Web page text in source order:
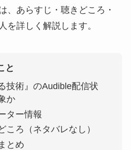
、あらすじ・聴きどころ・
を詳しく解説します。
と
技術』のAudible配信状
か
ター情報
ころ（ネタバレなし）
とめ